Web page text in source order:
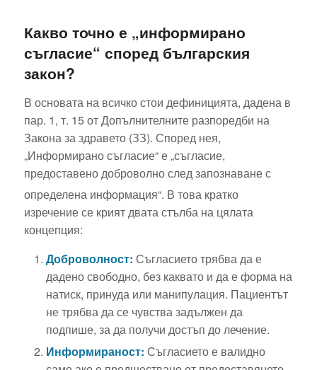
Какво точно е „информирано
съгласие“ според българския
закон?
В основата на всичко стои дефиницията, дадена в
пар. 1, т. 15 от Допълнителните разпоредби на
Закона за здравето (ЗЗ). Според нея,
„Информирано съгласие“ е „съгласие,
предоставено доброволно след запознаване с
определена информация“. В това кратко
изречение се крият двата стълба на цялата
концепция:
Доброволност: Съгласието трябва да е
дадено свободно, без каквато и да е форма на
натиск, принуда или манипулация. Пациентът
не трябва да се чувства задължен да
подпише, за да получи достъп до лечение.
Информираност: Съгласието е валидно